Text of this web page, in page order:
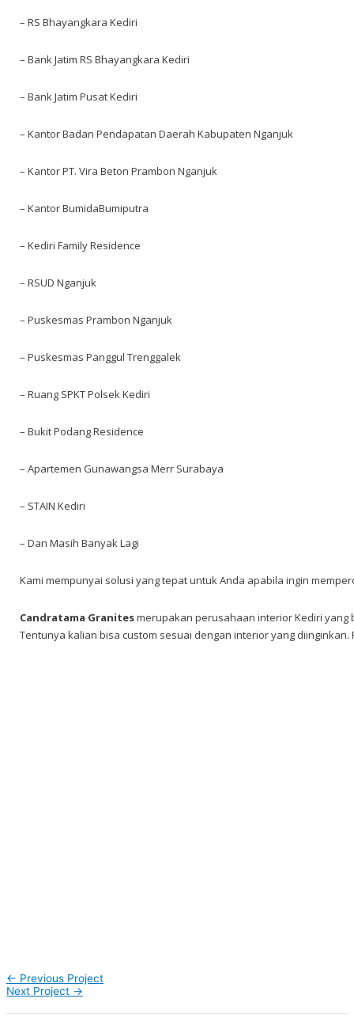
– RS Bhayangkara Kediri
– Bank Jatim RS Bhayangkara Kediri
– Bank Jatim Pusat Kediri
– Kantor Badan Pendapatan Daerah Kabupaten Nganjuk
– Kantor PT. Vira Beton Prambon Nganjuk
– Kantor BumidaBumiputra
– Kediri Family Residence
– RSUD Nganjuk
– Puskesmas Prambon Nganjuk
– Puskesmas Panggul Trenggalek
– Ruang SPKT Polsek Kediri
– Bukit Podang Residence
– Apartemen Gunawangsa Merr Surabaya
– STAIN Kediri
– Dan Masih Banyak Lagi
Kami mempunyai solusi yang tepat untuk Anda apabila ingin
Candratama Granitesmerupakan perusahaan interior Kediri yang
Tentunya kalian bisa custom sesuai dengan interior yang
← Previous Project
Next Project →